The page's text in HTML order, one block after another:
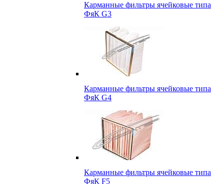
Карманные фильтры ячейковые типа
ФяК G3
Карманные фильтры ячейковые типа
ФяК G4
Карманные фильтры ячейковые типа
ФяК F5